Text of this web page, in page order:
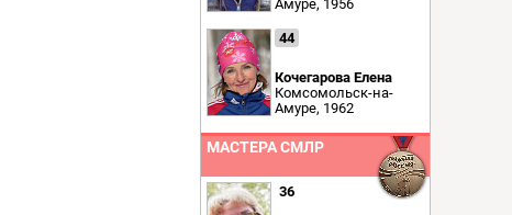
Амуре, 1956
44
Кочегарова Елена
Комсомольск-на-
Амуре, 1962
МАСТЕРА СМЛР
36